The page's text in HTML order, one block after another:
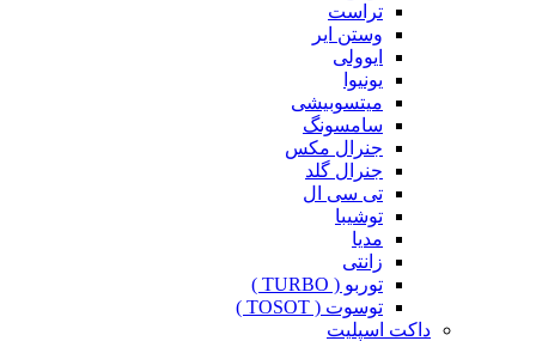
تراست
وستن ایر
ایوولی
یونیوا
میتسوبیشی
سامسونگ
جنرال مکس
جنرال گلد
تی سی ال
توشیبا
مدیا
زانتی
توربو ( TURBO )
توسوت ( TOSOT )
داکت اسپلیت